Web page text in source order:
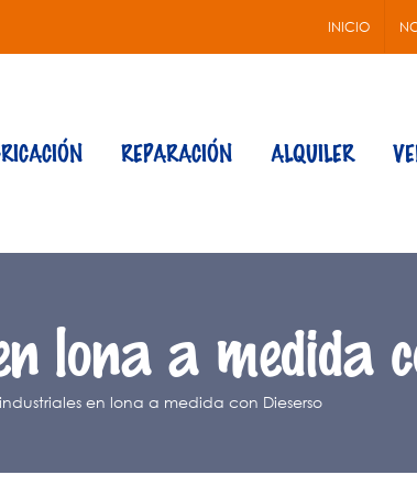
INICIO
REPARACIÓN ALQUILER
lona a medida
en lona a medida con Dieserso